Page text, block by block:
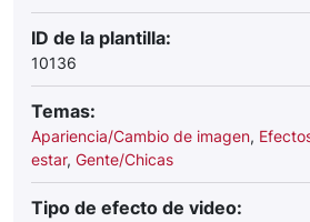
ID de la plantilla:
10136
Temas:
Apariencia/Cambio de imagen,
estar, Gente/Chicas
Tipo de efecto de video: